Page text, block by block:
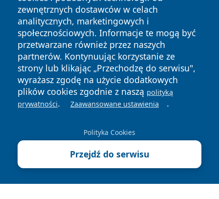
zewnętrznych dostawców w celach
analitycznych, marketingowych i
społecznościowych. Informacje te mogą być
przetwarzane również przez naszych
partnerów. Kontynuując korzystanie ze
strony lub klikając „Przechodzę do serwisu",
wyrażasz zgodę na użycie dodatkowych
plików cookies zgodnie z naszą polityką
prywatności. Zaawansowane ustawienia .
Polityka Cookies
Przejdź do serwisu
Copyright © 2026 radomski24.pl Wszystkie prawa
zastrzeżone.
News Autorzy
Polityka
Prywatności
Polityka
Cookies